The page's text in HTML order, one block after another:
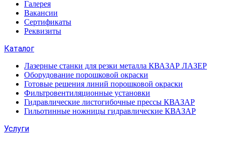
Галерея
Вакансии
Сертификаты
Реквизиты
Каталог
Лазерные станки для резки металла КВАЗАР ЛАЗЕР
Оборудование порошковой окраски
Готовые решения линий порошковой окраски
Фильтровентиляционные установки
Гидравлические листогибочные прессы КВАЗАР
Гильотинные ножницы гидравлические КВАЗАР
Услуги